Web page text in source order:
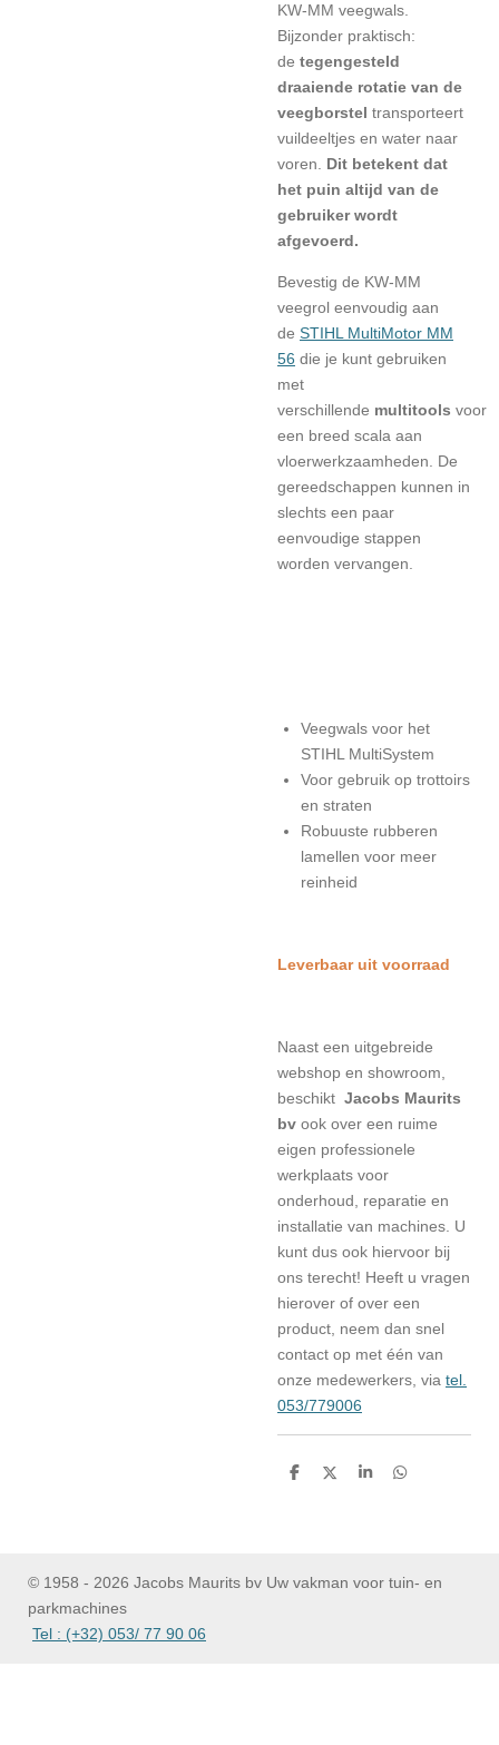
KW-MM veegwals.
Bijzonder praktisch:
de tegengesteld
draaiende rotatie van de
veegborstel transporteert
vuildeeltjes en water naar
voren.
Dit betekent dat
het puin altijd van de
gebruiker wordt
afgevoerd.
Bevestig de KW-MM
veegrol eenvoudig aan
de STIHL MultiMotor MM
56 die je kunt gebruiken
met
verschillende multitools voor
een breed scala aan
vloerwerkzaamheden. De
gereedschappen kunnen in
slechts een paar
eenvoudige stappen
worden vervangen.
Veegwals voor het
STIHL MultiSystem
Voor gebruik op trottoirs
en straten
Robuuste rubberen
lamellen voor meer
reinheid
Leverbaar uit voorraad
Naast een uitgebreide
webshop en showroom,
beschikt Jacobs Maurits
bv ook over een ruime
eigen professionele
werkplaats voor
onderhoud, reparatie en
installatie van machines. U
kunt dus ook hiervoor bij
ons terecht! Heeft u vragen
hierover of over een
product, neem dan snel
contact op met één van
onze medewerkers, via tel.
053/779006
D
D
S
D
© 1958 - 2026 Jacobs Maurits bv Uw vakman voor tuin- en
parkmachines
Tel : (+32) 053/ 77 90 06